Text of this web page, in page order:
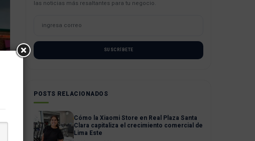
las noticias más resaltantes para tu negocio.
SUSCRÍBETE
POSTS RELACIONADOS
Cómo la Xiaomi Store en Real Plaza Santa
Clara capitaliza el crecimiento comercial de
Lima Este